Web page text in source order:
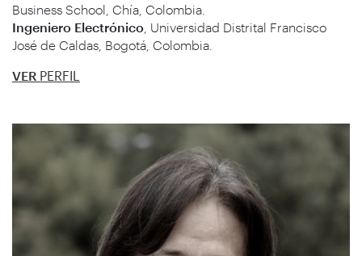
Business School, Chía, Colombia.
Ingeniero Electrónico , Universidad Distrital Francisco
José de Caldas, Bogotá, Colombia.
VER PERFIL